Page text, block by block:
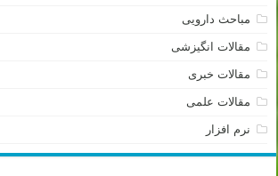
مباحث دارویی
مقالات انگیزشی
مقالات خبری
مقالات علمی
نرم افزار